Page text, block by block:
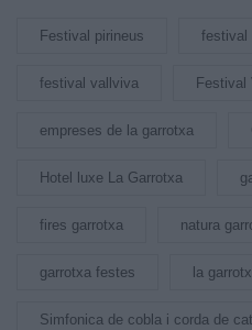
Festival pirineus festival
festival vallviva Festival
empreses de la garrotxa
Hotel luxe La Garrotxa
fires garrotxa natura
garrotxa festes la
Simfonica de cobla i corda de